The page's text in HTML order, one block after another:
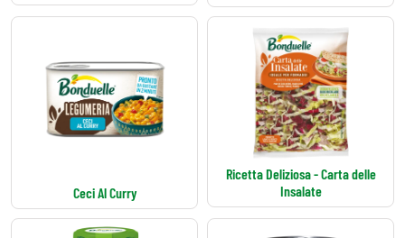
Ceci Al Curry
Ricetta Deliziosa - Carta delle
Insalate